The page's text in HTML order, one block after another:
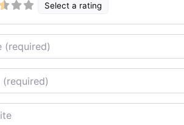
Select a rating